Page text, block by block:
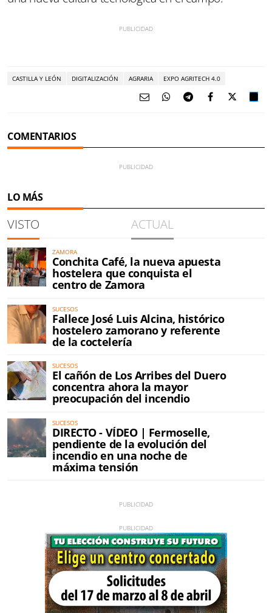
CASTILLA Y LEÓN DIGITALIZACIÓN AGRARIA EXPO AGRITECH 4.0
COMENTARIOS
LO MÁS
VISTO ACTUAL
ZAMORA
Conchita Café, la nueva apuesta
hostelera que conquista el
centro de Zamora
SUCESOS
Fallece José Luis Alcina, histórico
hostelero zamorano y referente
de la coctelería
SUCESOS
El cañón de Los Arribes del Duero
concentra ahora la mayor
preocupación del incendio
SUCESOS
DIRECTO - VÍDEO | Fermoselle,
pendiente de la evolución del
incendio en una noche de
máxima tensión